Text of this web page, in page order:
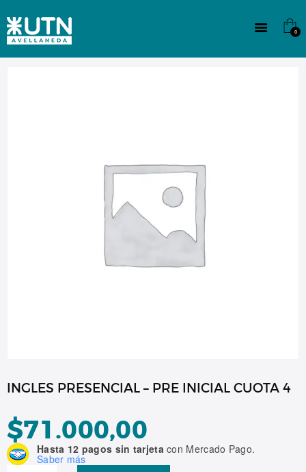
0
CULTURA
INGLES PRESENCIAL – PRE INICIAL CUOTA 4
$71.000,00
Hasta 12 pagos sin tarjetacon Mercado Pago.
Saber más